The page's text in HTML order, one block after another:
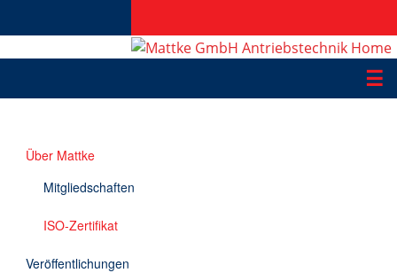
☰
Applikationen
Informationen
Über Mattke
Mitgliedschaften
ISO-Zertifikat
Veröffentlichungen